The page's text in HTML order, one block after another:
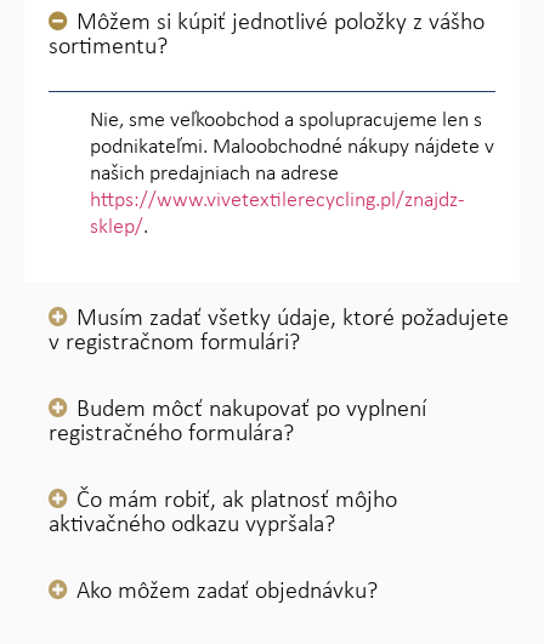
Môžem si kúpiť jednotlivé položky z vášho
sortimentu?
Nie, sme veľkoobchod a spolupracujeme len s
podnikateľmi. Maloobchodné nákupy nájdete v
našich predajniach na adrese
https://www.vivetextilerecycling.pl/znajdz-
sklep/.
Musím zadať všetky údaje, ktoré požadujete
v registračnom formulári?
Budem môcť nakupovať po vyplnení
registračného formulára?
Čo mám robiť, ak platnosť môjho
aktivačného odkazu vypršala?
Ako môžem zadať objednávku?